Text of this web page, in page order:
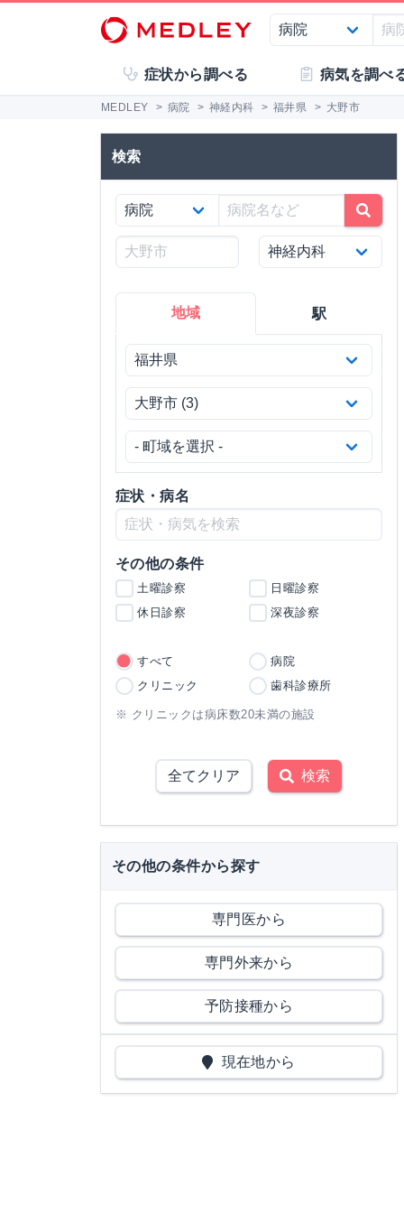
症状から調べる 病気を調べ
MEDLEY > 病院 > 神経内科 > 福井県 > 大野市
検索
地域 駅
症状・病名
その他の条件
土曜診察
日曜診察
休日診察
深夜診察
すべて
病院
クリニック
歯科診療所
※ クリニックは病床数20未満の施設
全てクリア 検索
その他の条件から探す
専門医から
専門外来から
予防接種から
現在地から